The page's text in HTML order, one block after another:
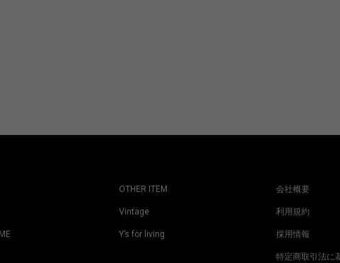
OTHER ITEM
Vintage
Y’s for living
会社概要
利用規約
採用情報
特定商取引法に